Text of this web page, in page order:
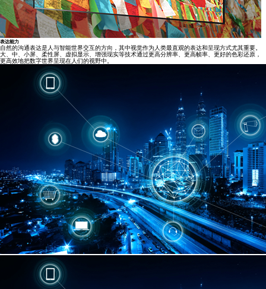
表达能力
自然的沟通表达是人与智能世界交互的方向，其中视觉作为人类最直观的表达和呈现方式尤其重要。
大、中、小屏、柔性屏、虚拟显示、增强现实等技术通过更高分辨率、更高帧率、更好的色彩还原，
更高效地把数字世界呈现在人们的视野中。